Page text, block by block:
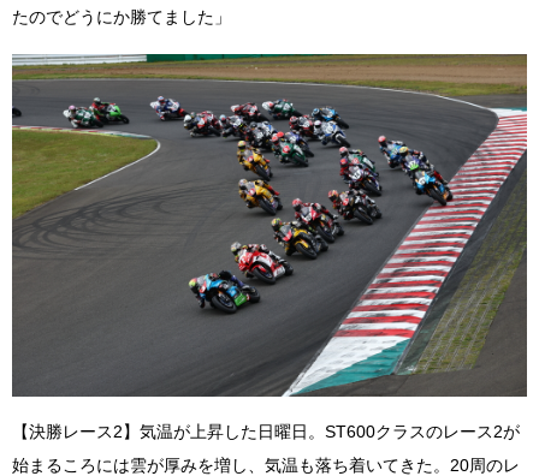
たのでどうにか勝てました」
【決勝レース2】気温が上昇した日曜日。ST600クラスのレース2が
始まるころには雲が厚みを増し、気温も落ち着いてきた。20周のレ